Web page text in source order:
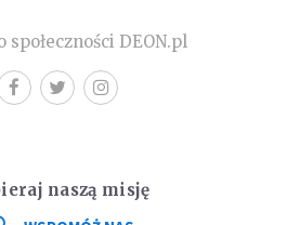
społeczności DEON.pl
naszą misję